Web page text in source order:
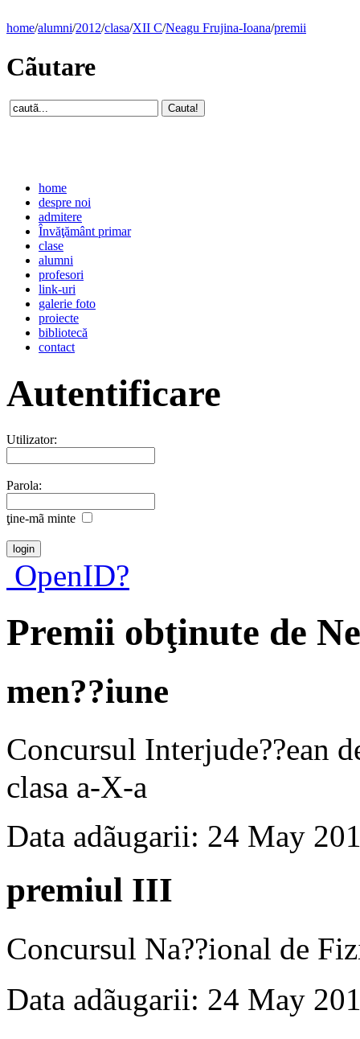
home/alumni/2012/clasa/XII C/Neagu Frujina-Ioana/premii
Cãutare
home
despre noi
admitere
Învăţământ primar
clase
alumni
profesori
link-uri
galerie foto
proiecte
bibliotecă
contact
Autentificare
Utilizator:
Parola:
ţine-mã minte
OpenID?
Premii obţinute de
men??iune
Concursul
clasa a-X-a
Data adãugarii: 24 May
premiul III
Concursul Na??ional de
Data adãugarii: 24 May